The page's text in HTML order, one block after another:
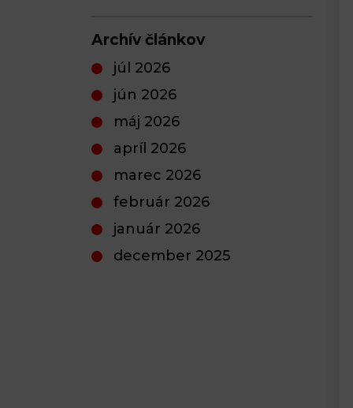
Archív článkov
júl 2026
jún 2026
máj 2026
apríl 2026
marec 2026
február 2026
január 2026
december 2025